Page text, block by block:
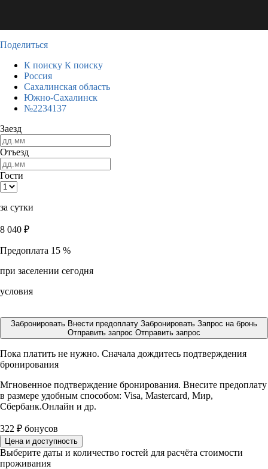
Поделиться
К поиску К поиску
Россия
Сахалинская область
Южно-Сахалинск
№2234137
Заезд
Отъезд
Гости
за сутки
8 040 ₽
Предоплата 15 %
при заселении сегодня
условия
Забронировать Внести предоплату Забронировать Запрос на бронь
Отправить запрос Отправить запрос
Пока платить не нужно. Сначала дождитесь подтверждения
бронирования
Мгновенное подтверждение бронирования. Внесите предоплату
в размере удобным способом: Visa, Mastercard, Мир,
Сбербанк.Онлайн и др.
322 ₽ бонусов
Цена и доступность
Выберите даты и количество гостей для расчёта стоимости
проживания